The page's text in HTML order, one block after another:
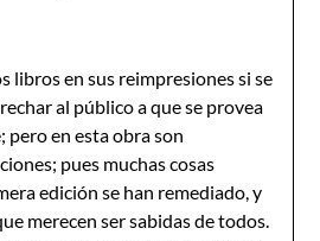
libros en sus reimpresiones si se
al público a que se provea
pero en esta obra son
pues muchas cosas
edición se han remediado, y
merecen ser sabidas de todos.